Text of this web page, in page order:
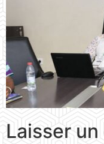
Laisser